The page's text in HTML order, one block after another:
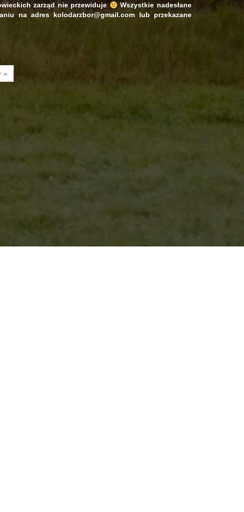
zarząd nie przewiduje
Wszystkie nadesłane
na adres kolodarzbor@gmail.com lub przekazane
»